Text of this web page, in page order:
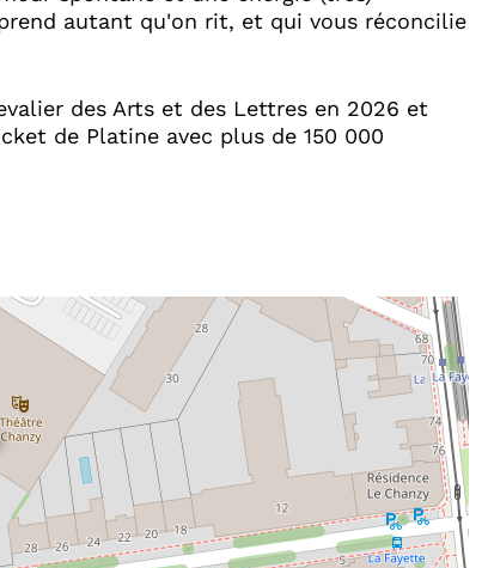
autant qu'on rit, et qui vous réconcilie
des Arts et des Lettres en 2026 et
de Platine avec plus de 150 000